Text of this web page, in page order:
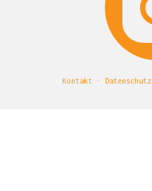
Kontakt · Datenschutz